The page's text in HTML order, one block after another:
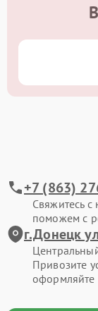
+7 (863)
Свяжитесь
поможем с
г.Донецк
Привозите
оформляйте